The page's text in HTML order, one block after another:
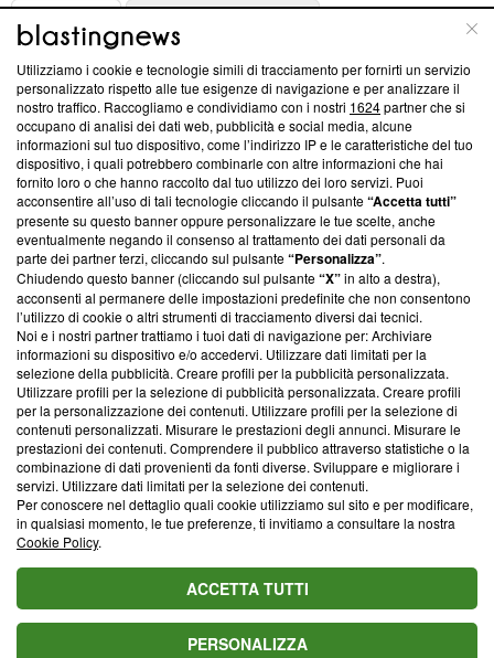
ABOUT
Questa sezione offre informazioni trasparenti su Blasting
News, sui nostri processi editoriali e su come ci impegniamo a
creare news di qualità. Inoltre, afferma la nostra aderenza a
‘Trust Project - News with Integrity’Blasting News non è
ancora membro del programma, ma ha richiesto di farne
parte; Trust Project non ha ancora effettuato una verifica di
conformità agli standard.
Su di noi
Team editoriale
Corporate
Redazione
Informativa Privacy
Cookie Policy
Blasting SA, IDI CHE-247.845.224, Via Carlo Frasca, 3 - 6900
Lugano (Svizzera) Tel:+39 0690258937
© 2026 Blasting News
Utilizziamo i cookie e tecnologie simili di tracciamento per fornirti un servizio
personalizzato rispetto alle tue esigenze di navigazione e per analizzare il
nostro traffico. Raccogliamo e condividiamo con i nostri 1624partner che si
occupano di analisi dei dati web, pubblicità e social media, alcune
informazioni sul tuo dispositivo, come l’indirizzo IP e le caratteristiche del tuo
dispositivo, i quali potrebbero combinarle con altre informazioni che hai
fornito loro o che hanno raccolto dal tuo utilizzo dei loro servizi. Puoi
acconsentire all’uso di tali tecnologie cliccando il pulsante“Accetta tutti”
presente su questo banner oppure personalizzare le tue scelte, anche
eventualmente negando il consenso al trattamento dei dati personali da
parte dei partner terzi, cliccando sul pulsante“Personalizza”.
Chiudendo questo banner (cliccando sul pulsante“X”in alto a destra),
acconsenti al permanere delle impostazioni predefinite che non consentono
l’utilizzo di cookie o altri strumenti di tracciamento diversi dai tecnici.
Noi e i nostri partner trattiamo i tuoi dati di navigazione per: Archiviare
informazioni su dispositivo e/o accedervi. Utilizzare dati limitati per la
selezione della pubblicità. Creare profili per la pubblicità personalizzata.
Utilizzare profili per la selezione di pubblicità personalizzata. Creare profili
per la personalizzazione dei contenuti. Utilizzare profili per la selezione di
contenuti personalizzati. Misurare le prestazioni degli annunci. Misurare le
prestazioni dei contenuti. Comprendere il pubblico attraverso statistiche o la
combinazione di dati provenienti da fonti diverse. Sviluppare e migliorare i
servizi. Utilizzare dati limitati per la selezione dei contenuti.
Per conoscere nel dettaglio quali cookie utilizziamo sul sito e per modificare,
in qualsiasi momento, le tue preferenze, ti invitiamo a consultare la nostra
Cookie Policy.
ACCETTA TUTTI
PERSONALIZZA